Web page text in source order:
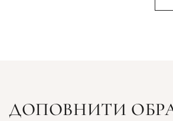
ДОПОВНИТИ